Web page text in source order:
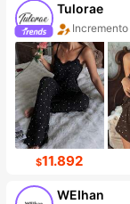
Tulorae
$11.892
WEIhan